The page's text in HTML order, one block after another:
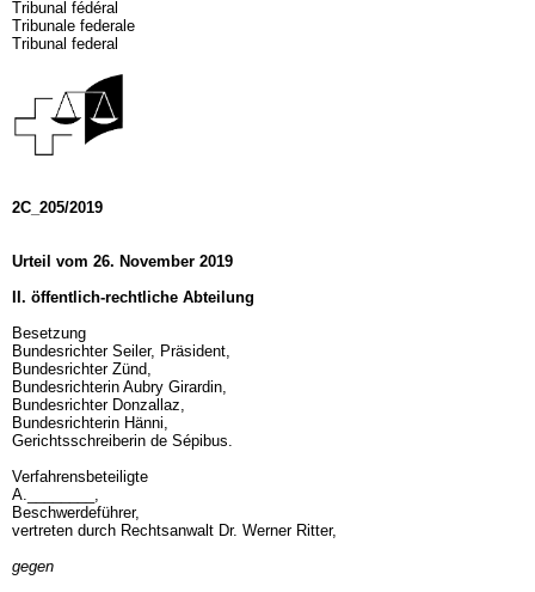
Tribunal fédéral
Tribunale federale
Tribunal federal
2C_205/2019
Urteil vom 26. November 2019
II. öffentlich-rechtliche Abteilung
Besetzung
Bundesrichter Seiler, Präsident,
Bundesrichter Zünd,
Bundesrichterin Aubry Girardin,
Bundesrichter Donzallaz,
Bundesrichterin Hänni,
Gerichtsschreiberin de Sépibus.
Verfahrensbeteiligte
A.________,
Beschwerdeführer,
vertreten durch Rechtsanwalt Dr. Werner Ritter,
gegen